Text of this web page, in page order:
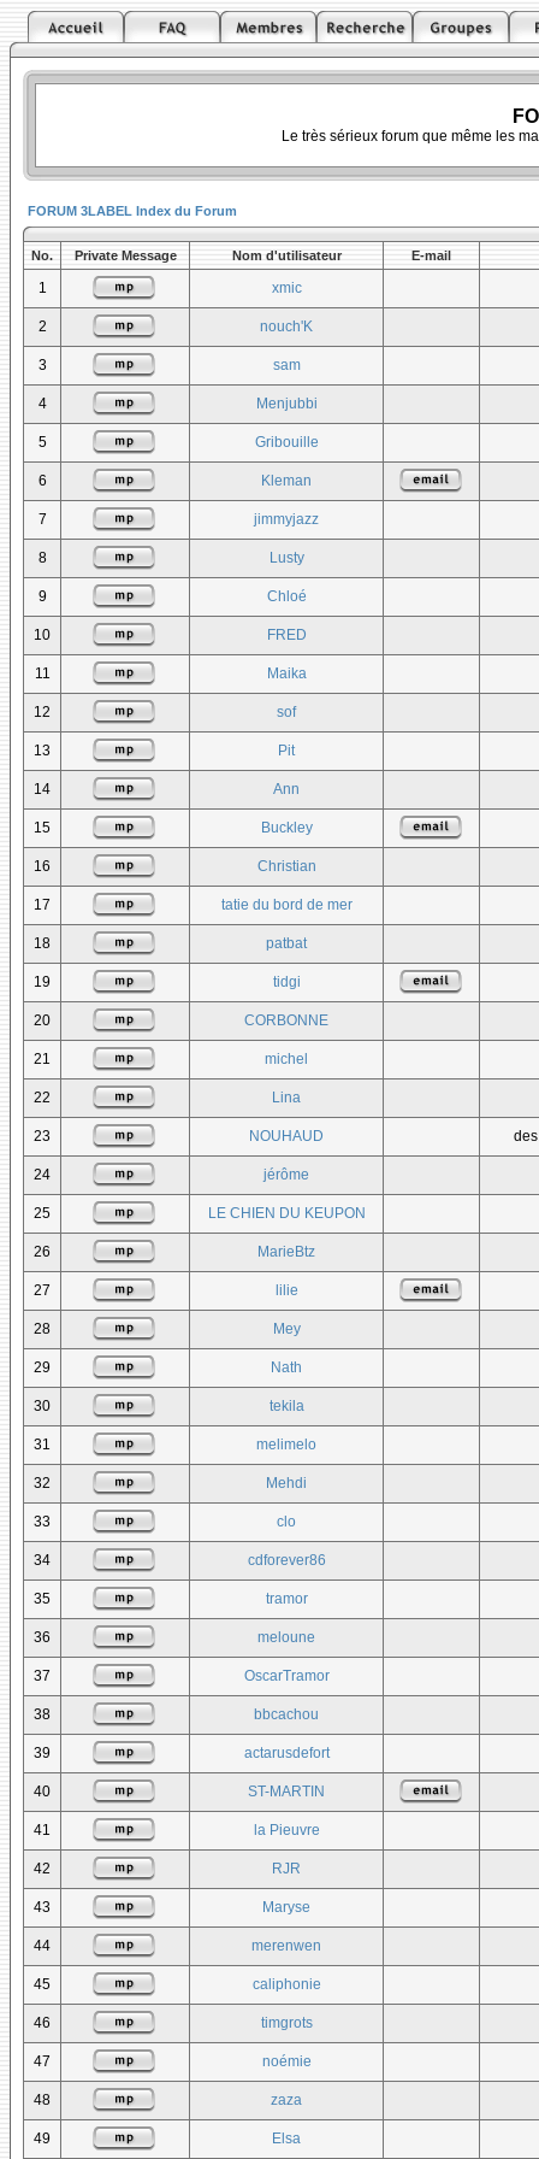
Le très sérieux forum que même les
FORUM 3LABEL Index du Forum
No. Private Message Nom d'utilisateur E-mail
1 xmic
2 nouch'K
3 sam
4 Menjubbi
5 Gribouille
6 Kleman
7 jimmyjazz
8 Lusty
9 Chloé
10 FRED
11 Maika
12 sof
13 Pit
14 Ann
15 Buckley
16 Christian
17 tatie du bord de mer
18 patbat
19 tidgi
20 CORBONNE
21 michel
22 Lina
23 NOUHAUD
24 jérôme
25 LE CHIEN DU KEUPON
26 MarieBtz
27 lilie
28 Mey
29 Nath
30 tekila
31 melimelo
32 Mehdi
33 clo
34 cdforever86
35 tramor
36 meloune
37 OscarTramor
38 bbcachou
39 actarusdefort
40 ST-MARTIN
41 la Pieuvre
42 RJR
43 Maryse
44 merenwen
45 caliphonie
46 timgrots
47 noémie
48 zaza
49 Elsa